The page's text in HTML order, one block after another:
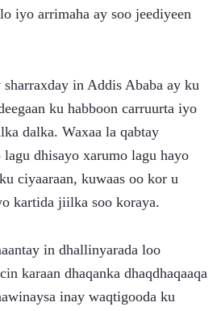
iyo arrimaha ay soo jeediyeen
in Addis Ababa ay ku
ku habboon carruurta iyo
dalka. Waxaa la qabtay
dhisayo xarumo lagu hayo
ciyaaraan, kuwaas oo kor u
kartida jiilka soo koraya.
in dhallinyarada loo
karaan dhaqanka dhaqdhaqaaqa
inay waqtigooda ku